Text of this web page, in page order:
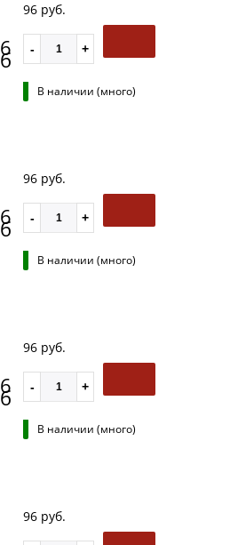
96 руб.
В наличии (много)
96 руб.
В наличии (много)
96 руб.
В наличии (много)
96 руб.